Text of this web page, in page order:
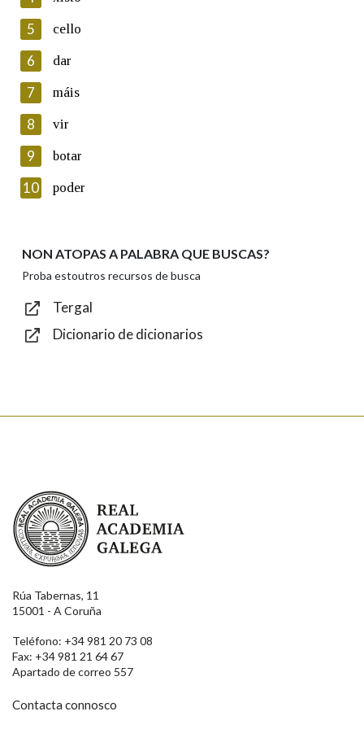
Lin e acepto as condicións da política de
Introduce o código que aparece na imaxe:
Texto de verificación
Enviar
5 cello
6 dar
7 máis
8 vir
9 botar
10 poder
NON ATOPAS A PALABRA QUE BUSCAS?
Proba estoutros recursos de busca
Tergal
Dicionario de dicionarios
Real Academia Galega
Rúa Tabernas, 11
15001 - A Coruña
Teléfono: +34 981 20 73 08
Fax: +34 981 21 64 67
Apartado de correo 557
Contacta connosco